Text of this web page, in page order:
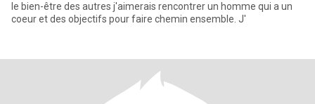
le bien-être des autres j'aimerais rencontrer un homme qui a un
coeur et des objectifs pour faire chemin ensemble. J'